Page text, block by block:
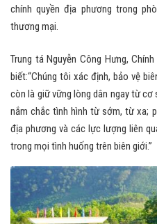
chính quyền địa phương trong
thương mại.
Trung tá Nguyễn Công Hưng,
biết:“Chúng tôi xác định, bảo vệ
còn là giữ vững lòng dân ngay từ
nắm chắc tình hình từ sớm, từ xa;
địa phương và các lực lượng liên
trong mọi tình huống trên biên giới.”